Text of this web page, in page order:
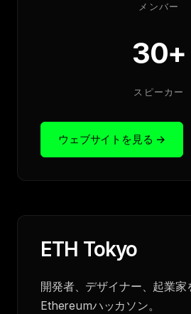
メンバー
30+
スピーカー
ウェブサイトを見る →
ETH Tokyo
開発者、デザイナー、起業家
Ethereumハッカソン。